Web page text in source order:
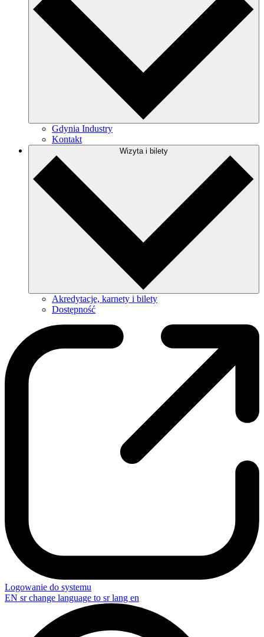
Gdynia Industry
Kontakt
Wizyta i bilety
Akredytacje, karnety i bilety
Dostępność
Logowanie do systemu
EN sr change language to sr lang en